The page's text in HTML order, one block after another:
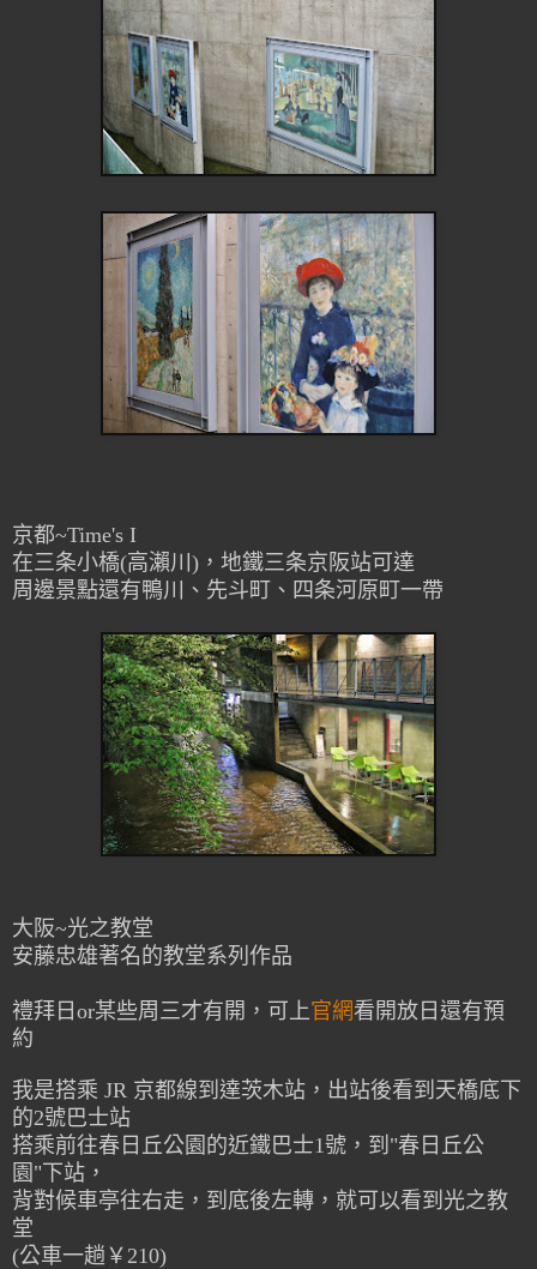
京都~Time's I
在三条小橋(高瀨川)， 地鐵三条京阪站可達
周邊景點還有鴨川、先斗町、四条河原町一帶
大阪~光之教堂
安藤忠雄著名的教堂系列作品
禮拜日or某些周三才有開，可上官網看開放日還有預
約
我是搭乘 JR 京都線到達茨木站，出站後看到天橋底下
的2號巴士站
搭乘前往春日丘公園的近鐵巴士1號，到"春日丘公
園"下站，
背對候車亭往右走，到底後左轉，就可以看到光之教
堂
(公車一趟 ￥210)